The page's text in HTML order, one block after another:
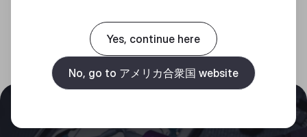
Yes, continue here
No, go to アメリカ合衆国 website